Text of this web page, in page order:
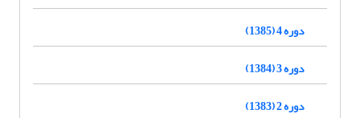
دوره 4 (1385)
دوره 3 (1384)
دوره 2 (1383)